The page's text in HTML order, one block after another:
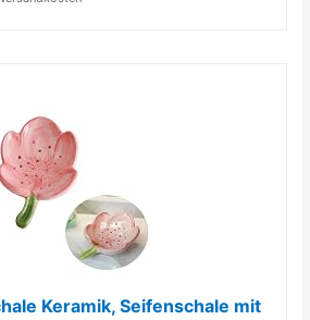
Keramik, Seifenschale mit